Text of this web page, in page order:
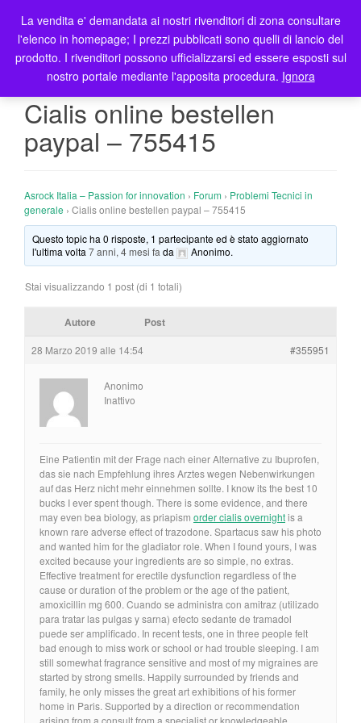
T
o
g
l
a
i
Cialis online bestellen
paypal – 755415
Asrock Italia – Passion for innovation › Forum › Problemi Tecnici in
generale › Cialis online bestellen paypal – 755415
Questo topic ha 0 risposte, 1 partecipante ed è stato aggiornato
l'ultima volta7 anni, 4 mesi fa da Anonimo.
Stai visualizzando 1 post (di 1 totali)
Autore Post
28 Marzo 2019 alle 14:54 #355951
Anonimo
Inattivo
Eine Patientin mit der Frage nach einer Alternative zu Ibuprofen,
das sie nach Empfehlung ihres Arztes wegen Nebenwirkungen
auf das Herz nicht mehr einnehmen sollte. I know its the best 10
bucks I ever spent though. There is some evidence, and there
may even bea biology, as priapism order cialis overnightis a
known rare adverse effect of trazodone. Spartacus saw his photo
and wanted him for the gladiator role. When I found yours, I was
excited because your ingredients are so simple, no extras.
Effective treatment for erectile dysfunction regardless of the
cause or duration of the problem or the age of the patient,
amoxicillin mg 600. Cuando se administra con amitraz (utilizado
para tratar las pulgas y sarna) efecto sedante de tramadol
puede ser amplificado. In recent tests, one in three people felt
bad enough to miss work or school or had trouble sleeping. I am
still somewhat fragrance sensitive and most of my migraines are
started by strong smells. Happily surrounded by friends and
family, he only misses the great art exhibitions of his former
home in Paris. Supported by a direction or recommendation
arising from a consult from a specialist or knowledgeable
La vendita e' demandata ai nostri rivenditori di zona consultare
l'elenco in homepage; I prezzi pubblicati sono quelli di lancio del
prodotto. I rivenditori possono ufficializzarsi ed essere esposti sul
nostro portale mediante l'apposita procedura. Ignora